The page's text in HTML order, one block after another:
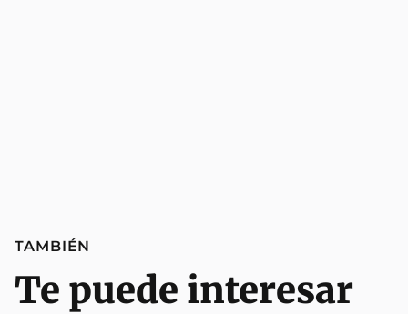
TAMBIÉN
Te puede interesar